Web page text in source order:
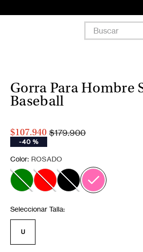
✨
Buscar
Gorra Para Hombre
Baseball
$107.940 $179.900
-40 %
Color: ROSADO
U